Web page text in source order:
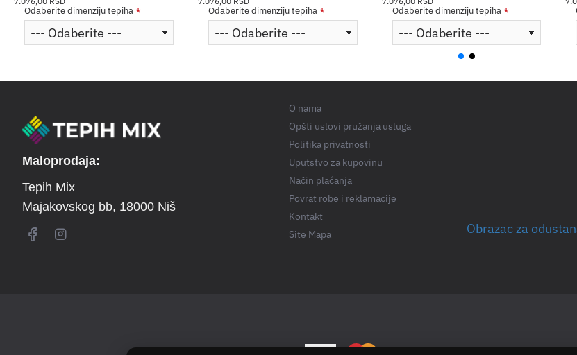
Odaberite dimenziju tepiha Odaberite dimenziju tepiha Odaberite dimenziju tepiha
Maloprodaja:
Tepih Mix
Majakovskog bb, 18000 Niš
O nama
Opšti uslovi pružanja usluga
Politika privatnosti
Uputstvo za kupovinu
Način plaćanja
Povrat robe i reklamacije
Kontakt
Site Mapa
Obrazac za